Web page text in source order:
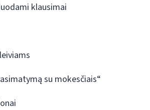
klausimai
su mokesčiais“